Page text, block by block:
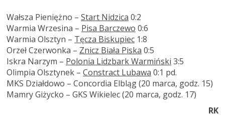
Wałsza Pieniężno – Start Nidzica 0:2
Warmia Wrzesina – Pisa Barczewo 0:6
Warmia Olsztyn – Tęcza Biskupiec 1:8
Orzeł Czerwonka – Znicz Biała Piska 0:5
Iskra Narzym – Polonia Lidzbark Warmiński 3:5
Olimpia Olsztynek – Constract Lubawa 0:1 pd.
MKS Działdowo – Concordia Elbląg (20 marca, godz. 15)
Mamry Giżycko – GKS Wikielec (20 marca, godz. 17)
RK